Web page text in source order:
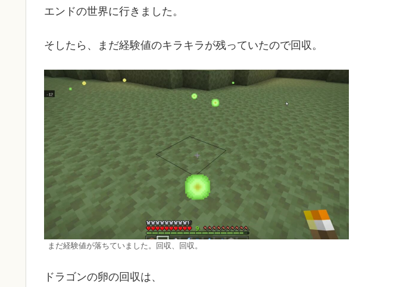
エンドの世界に行きました。
そしたら、まだ経験値のキラキラが残っていたので回収。
まだ経験値が落ちていました。回収、回収。
ドラゴンの卵の回収は、